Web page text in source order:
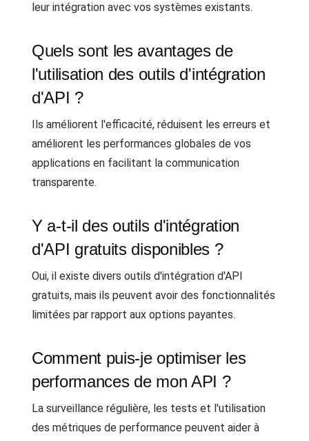
leur intégration avec vos systèmes existants.
Quels sont les avantages de
l'utilisation des outils d'intégration
d'API ?
Ils améliorent l'efficacité, réduisent les erreurs et
améliorent les performances globales de vos
applications en facilitant la communication
transparente.
Y a-t-il des outils d'intégration
d'API gratuits disponibles ?
Oui, il existe divers outils d'intégration d'API
gratuits, mais ils peuvent avoir des fonctionnalités
limitées par rapport aux options payantes.
Comment puis-je optimiser les
performances de mon API ?
La surveillance régulière, les tests et l'utilisation
des métriques de performance peuvent aider à